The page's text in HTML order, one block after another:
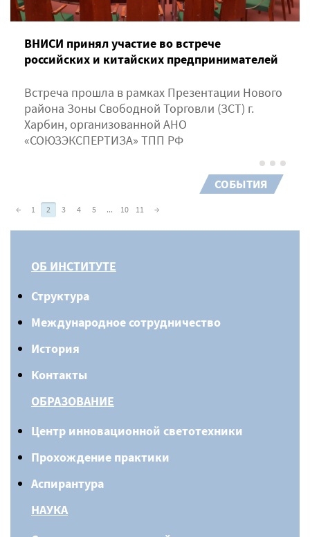
ВНИСИ принял участие во встрече
российских и китайских предпринимателей
Встреча прошла в рамках Презентации Нового
района Зоны Свободной Торговли (ЗСТ) г.
Харбин, организованной АНО
«СОЮЗЭКСПЕРТИЗА» ТПП РФ
СОБЫТИЯ
← 1 2 3 4 5 ... 10 11 →
ОБ ИНСТИТУТЕ
Структура
Международное сотрудничество
История
Контакты
ОБРАЗОВАНИЕ
Центр инновационной светотехники
Прохождение практики
Аспирантура
НАУКА